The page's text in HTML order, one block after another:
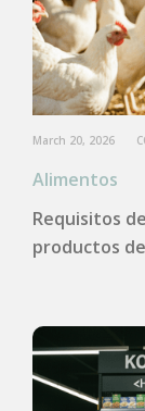
March 20, 2026
Alimentos
Requisitos
productos